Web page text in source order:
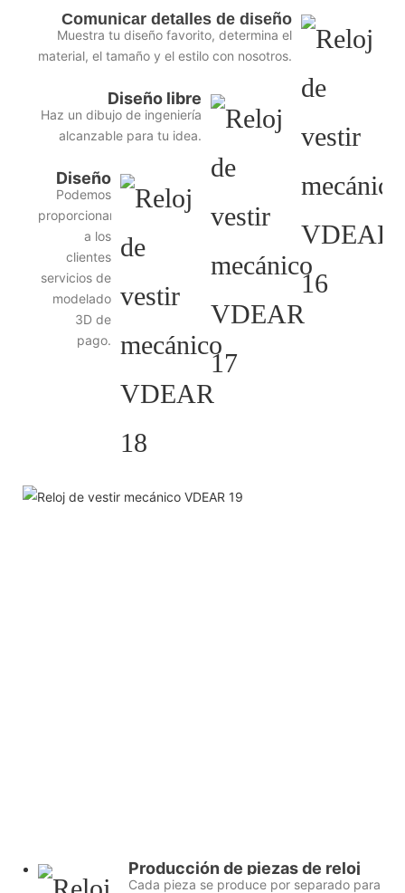
Comunicar detalles de diseño
Muestra tu diseño favorito, determina el
material, el tamaño y el estilo con nosotros.
Diseño libre
Haz un dibujo de ingeniería
alcanzable para tu idea.
Diseño
de
diagrama
3D
Podemos
proporcionar
a los
clientes
servicios de
modelado
3D de
pago.
Producción de piezas de reloj
Cada pieza se produce por separado para